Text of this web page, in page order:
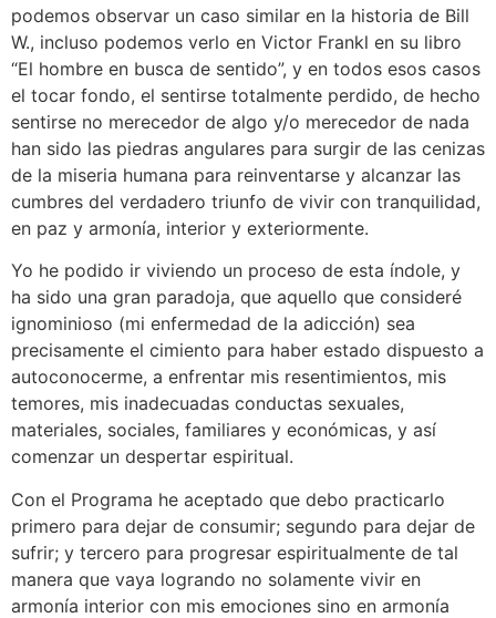
podemos observar un caso similar en la historia de Bill
W., incluso podemos verlo en Victor Frankl en su libro
“El hombre en busca de sentido”, y en todos esos casos
el tocar fondo, el sentirse totalmente perdido, de hecho
sentirse no merecedor de algo y/o merecedor de nada
han sido las piedras angulares para surgir de las cenizas
de la miseria humana para reinventarse y alcanzar las
cumbres del verdadero triunfo de vivir con tranquilidad,
en paz y armonía, interior y exteriormente.
Yo he podido ir viviendo un proceso de esta índole, y
ha sido una gran paradoja, que aquello que consideré
ignominioso (mi enfermedad de la adicción) sea
precisamente el cimiento para haber estado dispuesto a
autoconocerme, a enfrentar mis resentimientos, mis
temores, mis inadecuadas conductas sexuales,
materiales, sociales, familiares y económicas, y así
comenzar un despertar espiritual.
Con el Programa he aceptado que debo practicarlo
primero para dejar de consumir; segundo para dejar de
sufrir; y tercero para progresar espiritualmente de tal
manera que vaya logrando no solamente vivir en
armonía interior con mis emociones sino en armonía